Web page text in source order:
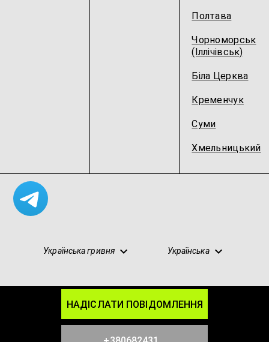
Полтава
Чорноморськ
(Іллічівськ)
Біла Церква
Кременчук
Суми
Хмельницький
Українська гривня Українська
НАДІСЛАТИ ПОВІДОМЛЕННЯ
Партнерство